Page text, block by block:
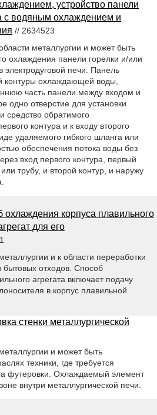
устройство панели
с водяным охлаждением и
// 2634523
металлургии и может быть
охлаждения панели горелки и/или
электродуговой печи. Панель
контуры охлаждающей воды,
часть панели между входом и
отверстие для установки
средство обратимого
контура и к входу второго
удаляемого гибкого шланга или
обеспечения потока воды без
вход первого контура, первый
трубу, и второй контур, и наружу
охлаждения корпуса плавильного
для его
и к области переработки
отходов. Способ
агрегата включает подачу
в корпус плавильной
стенки металлургической
и может быть
техники, где требуется
футеровки. Охлаждаемый элемент
внутри металлургической печи.